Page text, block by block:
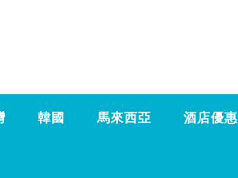
韓國 馬來西亞 酒店優惠